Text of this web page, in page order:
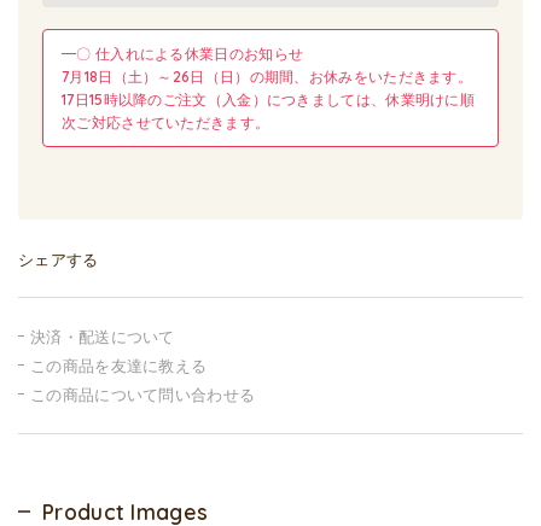
━〇 仕入れによる休業日のお知らせ
7月18日（土）～26日（日）の期間、お休みをいただきます。
17日15時以降のご注文（入金）につきましては、休業明けに順
次ご対応させていただきます。
シェアする
決済・配送について
この商品を友達に教える
この商品について問い合わせる
Product Images